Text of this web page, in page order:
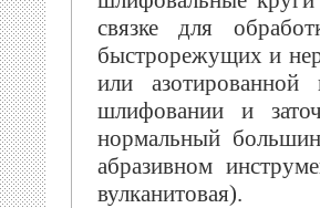
связке для
быстрорежущих и
или
шлифовании и
нормальный
абразивном
вулканитовая).